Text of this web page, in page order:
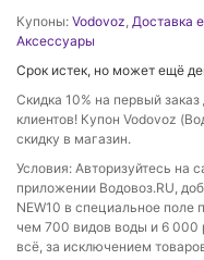
Купоны: Vodovoz, Доставка
Аксессуары
Срок истек, но может ещё
Скидка 10% на первый
клиентов! Купон Vodovoz
скидку в магазин.
Условия: Авторизуйтесь на
приложении Водовоз.RU,
NEW10 в специальное поле
чем 700 видов воды и 6 000
всё, за исключением